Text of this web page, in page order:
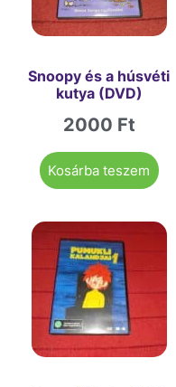
Snoopy és a húsvéti
kutya (DVD)
2000 Ft
Kosárba teszem